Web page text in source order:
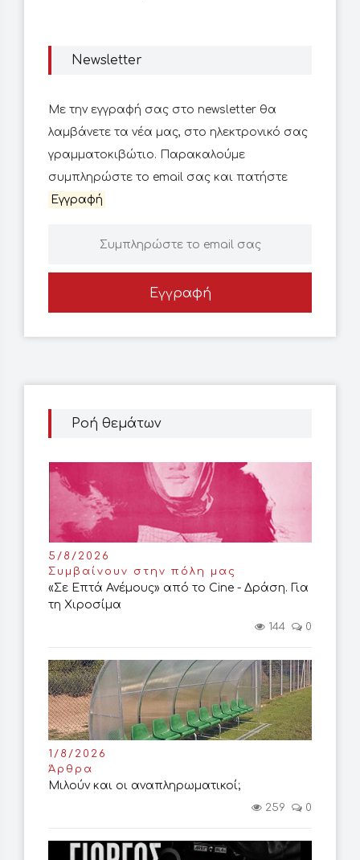
Ροή θεμάτων
5/8/2026
Συμβαίνουν στην πόλη μας
«Σε Επτά Ανέμους» από το Cine - Δράση. Για
τη Χιροσίμα
144 0
1/8/2026
Άρθρα
Μιλούν και οι αναπληρωματικοί;
259 0
Newsletter
Με την εγγραφή σας στο newsletter θα
λαμβάνετε τα νέα μας, στο ηλεκτρονικό σας
γραμματοκιβώτιο. Παρακαλούμε
συμπληρώστε το email σας και πατήστε
Εγγραφή
Εγγραφή